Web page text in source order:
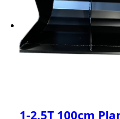
1-2,5T 100cm